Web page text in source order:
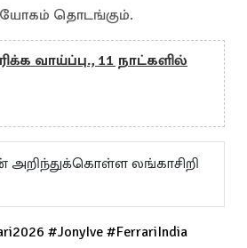
தொடங்கும்.
வாய்ப்பு., 11 நாட்களில்
அறிந்துக்கொள்ள லங்காசிறி
#JonyIve #FerrariIndia